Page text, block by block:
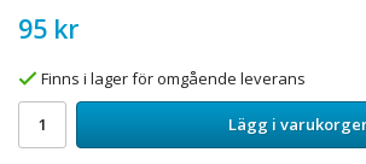
95 kr
Finns i lager för omgående leverans
Lägg i